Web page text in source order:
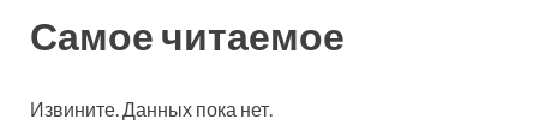
Самое читаемое
Извините. Данных пока нет.